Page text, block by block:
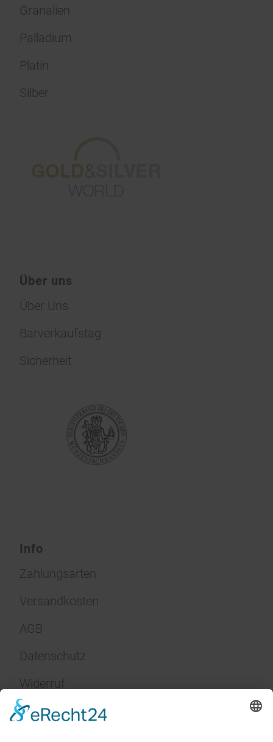
Granalien
Palladium
Platin
Silber
Über uns
Über Uns
Barverkaufstag
Sicherheit
Info
Zahlungsarten
Versandkosten
AGB
Datenschutz
Widerruf
Impressum